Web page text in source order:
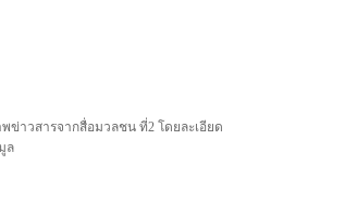
ข่าวสารจากสื่อมวลชน ที่2 โดยละเอียด
ล